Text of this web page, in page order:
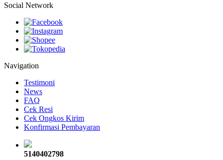
Social Network
Navigation
Testimoni
News
FAQ
Cek Resi
Cek Ongkos Kirim
Konfirmasi Pembayaran
5140402798